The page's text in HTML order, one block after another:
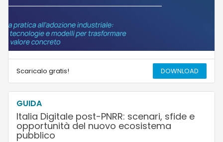
Scaricalo gratis! DOWNLOAD
GUIDA
Italia Digitale post-PNRR: scenari, sfide e
opportunità del nuovo ecosistema
pubblico